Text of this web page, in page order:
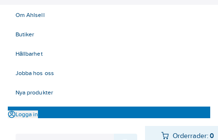
Om Ahlsell
Butiker
Hållbarhet
Jobba hos oss
Nya produkter
Logga in
Orderrader:0